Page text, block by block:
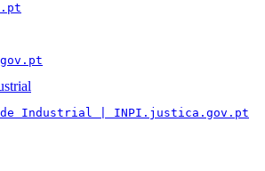
Industrial | INPI.justica.gov.pt